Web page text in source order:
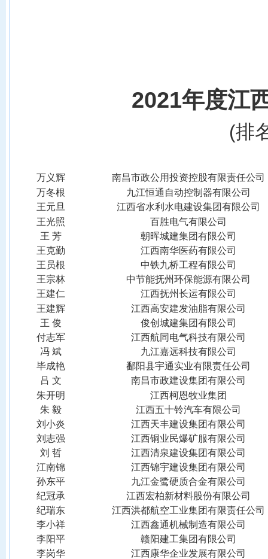
2021年度江
(排
万义辉
南昌市政公用投资控股有限责任公司
万冬根
九江恒通自动控制器有限公司
王元旦
江西省水利水电建设集团有限公司
王光照
百胜电气有限公司
王 芳
朝晖城建集团有限公司
王克勤
江西南华医药有限公司
王员根
中铁九桥工程有限公司
王宗林
中节能抚州环保能源有限公司
王建仁
江西抚州长运有限公司
王建辉
江西高安建发油脂有限公司
王 俊
俊创城建集团有限公司
付志军
江西航同电气科技有限公司
冯 斌
九江嘉远科技有限公司
毕成艳
鄱阳县宇通实业有限责任公司
吕 文
南昌市政建设集团有限公司
朱开明
江西柯恩牧业集团
朱 毅
江西五十铃汽车有限公司
刘小炎
江西天丰建设集团有限公司
刘志强
江西铜业民爆矿服有限公司
刘 哲
江西清泉建设集团有限公司
江南锦
江西锦宇建设集团有限公司
孙东平
九江金鹭硬质合金有限公司
纪冠承
江西宏柏新材料股份有限公司
纪瑞东
江西洪都航空工业集团有限责任公司
李小祥
江西鑫通机械制造有限公司
李阳平
赣阳建工集团有限公司
李岗华
江西康华企业发展有限公司